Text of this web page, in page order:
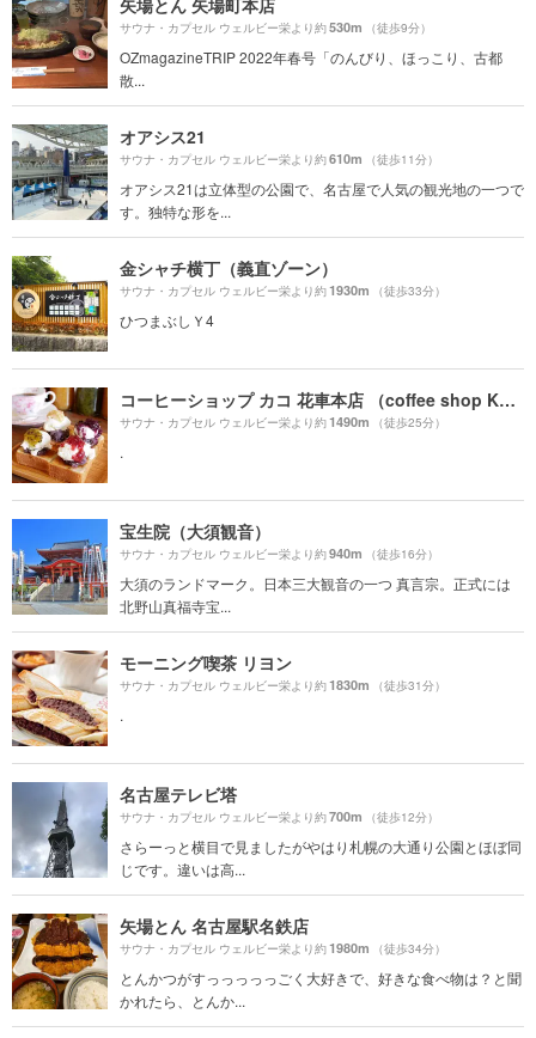
矢場とん 矢場町本店
サウナ・カプセル ウェルビー栄より約530m （徒歩9分）
OZmagazineTRIP 2022年春号「のんびり、ほっこり、古都
散...
オアシス21
サウナ・カプセル ウェルビー栄より約610m （徒歩11分）
オアシス21は立体型の公園で、名古屋で人気の観光地の一つで
す。独特な形を...
金シャチ横丁（義直ゾーン）
サウナ・カプセル ウェルビー栄より約1930m （徒歩33分）
ひつまぶしＹ4
コーヒーショップ カコ 花車本店 （coffee shop KAKO）
サウナ・カプセル ウェルビー栄より約1490m （徒歩25分）
.
宝生院（大須観音）
サウナ・カプセル ウェルビー栄より約940m （徒歩16分）
大須のランドマーク。日本三大観音の一つ 真言宗。正式には
北野山真福寺宝...
モーニング喫茶 リヨン
サウナ・カプセル ウェルビー栄より約1830m （徒歩31分）
.
名古屋テレビ塔
サウナ・カプセル ウェルビー栄より約700m （徒歩12分）
さらーっと横目で見ましたがやはり札幌の大通り公園とほぼ同
じです。違いは高...
矢場とん 名古屋駅名鉄店
サウナ・カプセル ウェルビー栄より約1980m （徒歩34分）
とんかつがすっっっっっごく大好きで、好きな食べ物は？と聞
かれたら、とんか...